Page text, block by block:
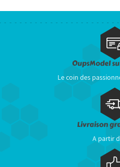
OupsModel
Le coin des
Livraison
A partir